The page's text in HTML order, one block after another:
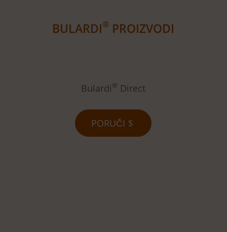
BULARDI® PROIZVODI
Bulardi® Direct
PORUČI